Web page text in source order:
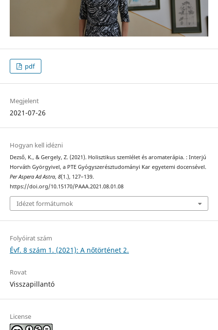
pdf
Megjelent
2021-07-26
Hogyan kell idézni
Dezső, K., & Gergely, Z. (2021). Holisztikus szemlélet és aromaterápia. : Interjú
Horváth Györgyivel, a PTE Gyógyszerésztudományi Kar egyetemi docensével.
Per Aspera Ad Astra, 8(1.), 127–139.
https://doi.org/10.15170/PAAA.2021.08.01.08
Idézet formátumok
Folyóirat szám
Évf. 8 szám 1. (2021): A nőtörténet 2.
Rovat
Visszapillantó
License